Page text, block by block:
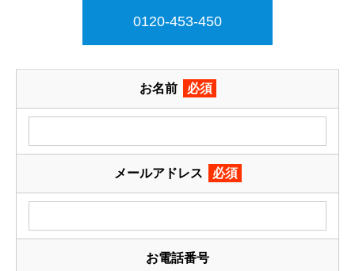
0120-453-450
お名前 必須
メールアドレス 必須
お電話番号